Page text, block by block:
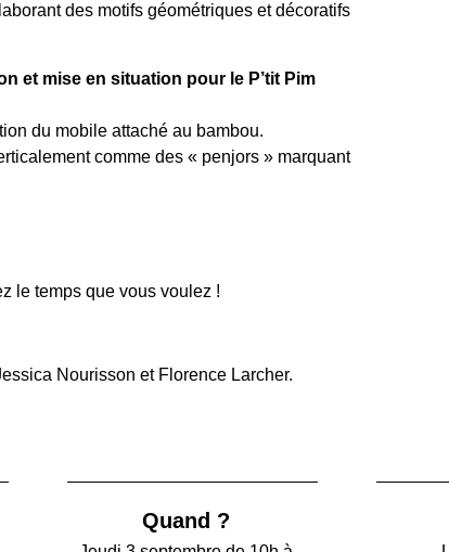
des motifs géométriques et décoratifs
et mise en situation pour le P’tit Pim
du mobile attaché au bambou.
comme des « penjors » marquant
le temps que vous voulez !
Nourisson et Florence Larcher.
Quand ?